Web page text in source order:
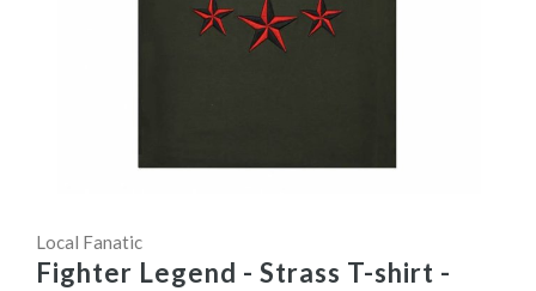
Local Fanatic
Fighter Legend - Strass T-shirt -